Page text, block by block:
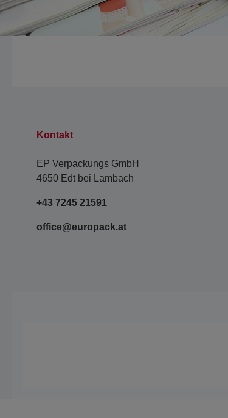
Kontakt
EP Verpackungs GmbH
4650 Edt bei Lambach
+43 7245 21591
office@europack.at